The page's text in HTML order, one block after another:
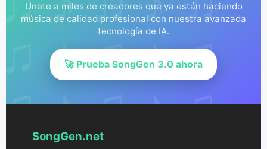
Únete a miles de creadores que ya están haciendo
música de calidad profesional con nuestra avanzada
tecnología de IA.
🚀 Prueba SongGen 3.0 ahora
SongGen.net